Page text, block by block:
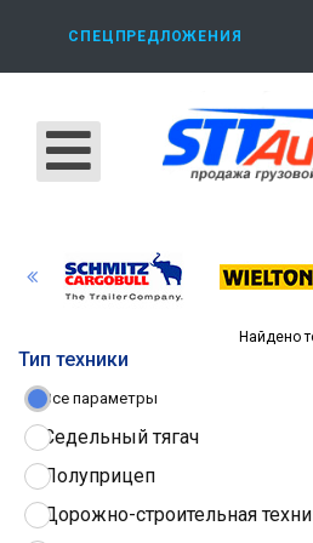
СПЕЦПРЕДЛОЖЕНИЯ
Найдено
Тип техники
Все параметры
Седельный тягач
Полуприцеп
Дорожно-строительная